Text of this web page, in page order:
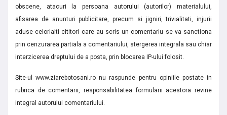
obscene, atacuri la persoana autorului (autorilor) materialului,
afisarea de anunturi publicitare, precum si jigniri, trivialitati, injurii
aduse celorlalti cititori care au scris un comentariu se va sanctiona
prin cenzurarea partiala a comentariului, stergerea integrala sau chiar
interzicerea dreptului de a posta, prin blocarea IP-ului folosit.
Site-ul www.ziarebotosani.ro nu raspunde pentru opiniile postate in
rubrica de comentarii, responsabilitatea formularii acestora revine
integral autorului comentariului.